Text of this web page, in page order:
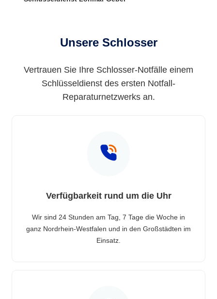
Unsere Schlosser
Vertrauen Sie Ihre Schlosser-Notfälle einem
Schlüsseldienst des ersten Notfall-
Reparaturnetzwerks an.
Verfügbarkeit rund um die Uhr
Wir sind 24 Stunden am Tag, 7 Tage die Woche in
ganz Nordrhein-Westfalen und in den Großstädten im
Einsatz.